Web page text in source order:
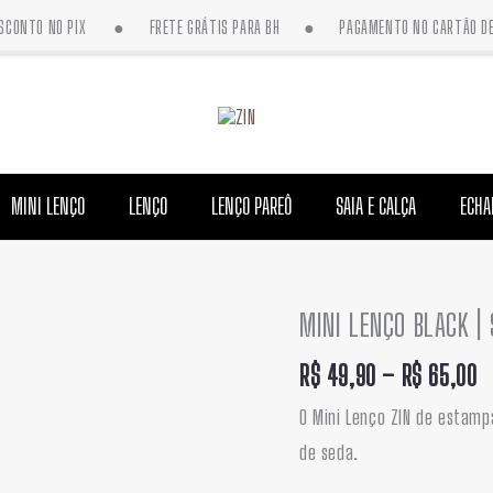
NO PIX ● FRETE GRÁTIS PARA BH ● PAGAMENTO NO CARTÃO DE
MINI LENÇO LENÇO LENÇO PAREÔ SAIA E CALÇA
MINI LENÇO BLACK |
R$ 49,90 – R$ 65,00
de
O Mini Lenço ZIN de
de seda.
MINI
LENÇO
BLACK
|
SEDA